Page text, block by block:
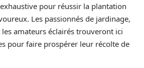
pour réussir la plantation
Les passionnés de jardinage,
amateurs éclairés trouveront ici
pour faire prospérer leur récolte de